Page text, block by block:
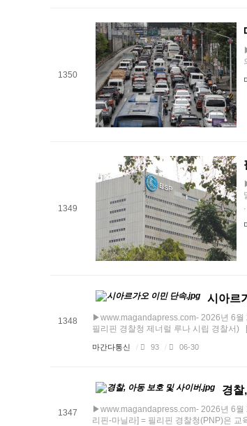
1350
1349
1348
시아르
▶www.magandapress.com- 2026년 6월
필리핀 경찰청 제너럴 루나 시립 경찰서)
마간다통신 / 93 / 06-30
1347
경찰
▶www.magandapress.com- 2026년 6월
리핀-마닐라] = 필리핀 경찰청(PNP)은 교